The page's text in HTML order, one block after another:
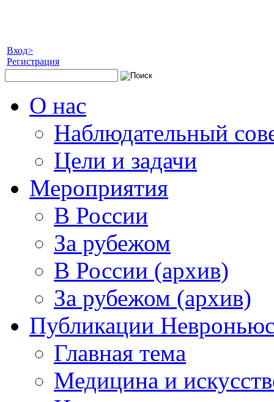
Вход>
Регистрация
О нас
Наблюдательный
Цели и задачи
Мероприятия
В России
За рубежом
В России (архив)
За рубежом (архив)
Публикации
Главная тема
Медицина и